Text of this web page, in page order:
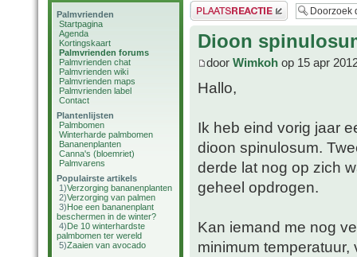
Palmvrienden
Startpagina
Agenda
Kortingskaart
Palmvrienden forums
Palmvrienden chat
Palmvrienden wiki
Palmvrienden maps
Palmvrienden label
Contact
Plantenlijsten
Palmbomen
Winterharde palmbomen
Bananenplanten
Canna's (bloemriet)
Palmvarens
Populairste artikels
1)Verzorging bananenplanten
2)Verzorging van palmen
3)Hoe een bananenplant
beschermen in de winter?
4)De 10 winterhardste
palmbomen ter wereld
5)Zaaien van avocado
Plaats een reactie
Dioon
door Wimkoh op 15 apr
Hallo,
Ik heb eind vorig jaar
dioon spinulosum.
derde lat nog op zich
geheel opdrogen.
Kan iemand me nog
minimum